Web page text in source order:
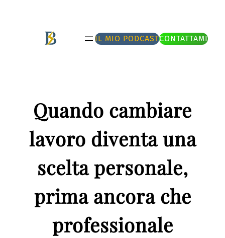
contenuto
IL MIO PODCASTCONTATTAMI
Quando cambiare
lavoro diventa una
scelta personale,
prima ancora che
professionale